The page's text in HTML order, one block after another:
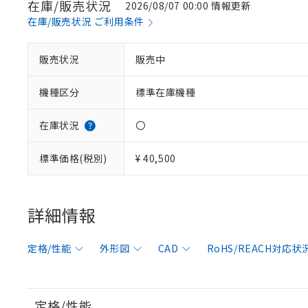
在庫/販売状況
2026/08/07 00:00 情報更新
在庫/販売状況 ご利用条件
販売状況 販売中
機種区分 標準在庫機種
在庫状況 〇
標準価格(税別) ¥ 40,500
詳細情報
定格/性能 外形図 CAD RoHS/REACH対応状